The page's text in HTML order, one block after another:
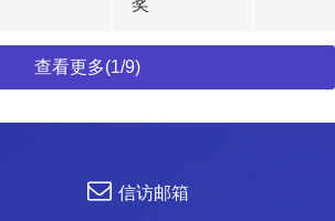
奖
查看更多(1/9)
信访邮箱